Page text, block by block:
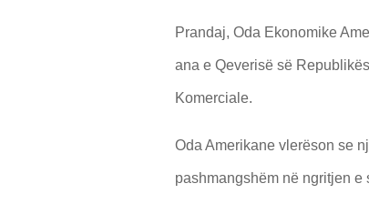
Prandaj, Oda Ekonomike
ana e Qeverisë së
Komerciale.
Oda Amerikane vlerëson se
pashmangshëm në ngritjen